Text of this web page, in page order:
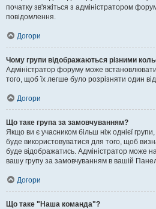
початку зв'яжіться з адміністратором
повідомлення.
Догори
Чому групи відображаються різними
Адміністратор форуму може
того, щоб їх легше було розрізняти один
Догори
Що таке група за замовчуванням?
Якщо ви є учасником більш ніж однієї
буде використовуватися для того, щоб
буде відображатись. Адміністратор може
вашу групу за замовчуванням в вашій
Догори
Що таке "Наша команда"?